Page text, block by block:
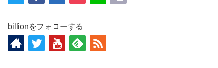
billionをフォローする